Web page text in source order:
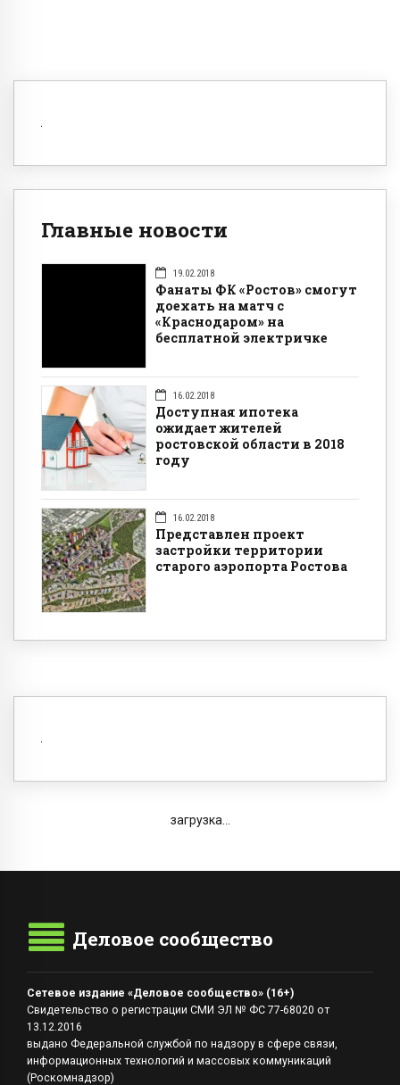
Главные новости
19.02.2018
Фанаты ФК «Ростов» смогут
доехать на матч с
«Краснодаром» на
бесплатной электричке
16.02.2018
Доступная ипотека
ожидает жителей
ростовской области в 2018
году
16.02.2018
Представлен проект
застройки территории
старого аэропорта Ростова
загрузка...
Деловое сообщество
Сетевое издание «Деловое сообщество» (16+)
Свидетельство о регистрации СМИ ЭЛ № ФС 77-68020 от
13.12.2016
выдано Федеральной службой по надзору в сфере связи,
информационных технологий и массовых коммуникаций
(Роскомнадзор)